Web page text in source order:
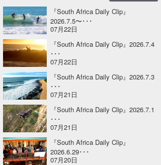
『South Africa Daily Clip』
2026.7.5〜･･･
07月22日
『South Africa Daily Clip』2026.7.4
･･･
07月22日
『South Africa Daily Clip』2026.7.3
･･･
07月21日
『South Africa Daily Clip』2026.7.1
･･･
07月21日
『South Africa Daily Clip』
2026.6.29･･･
07月20日
arukasvision
DELTA FORCE SURF
CBA Films
熊谷素子
嵯峨明日香
進士剛光
田原啓江
植村未来
NOBUFUKU
大野”MAR”修聖
喜納海人
+☆maki☆+
Aichan
chan-U
ECE
G◎Da
H
KID
KOBU